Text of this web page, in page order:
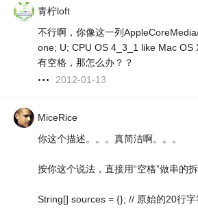
青柠loft
不行啊，你像这一列
one; U; CPU OS 4_3_1 like Mac OS
有空格，那怎么办？？
2012-01-13
MiceRice
你这个描述。。。真简洁啊。。。
按你这个说法，直接用“空格”做串的拆
String[] sources = {}; // 原始的20行字